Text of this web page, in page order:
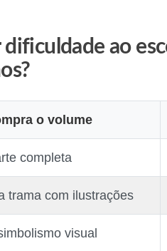
dificuldade ao
o volume
completa
trama com ilustrações
visual